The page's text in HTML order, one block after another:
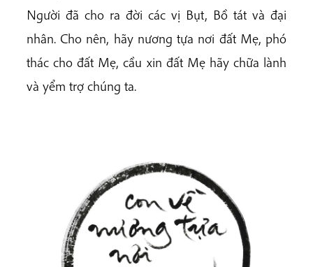
Người đã cho ra đời các vị Bụt, Bồ tát và đại
nhân. Cho nên, hãy nương tựa nơi đất Mẹ, phó
thác cho đất Mẹ, cầu xin đất Mẹ hãy chữa lành
và yểm trợ chúng ta.